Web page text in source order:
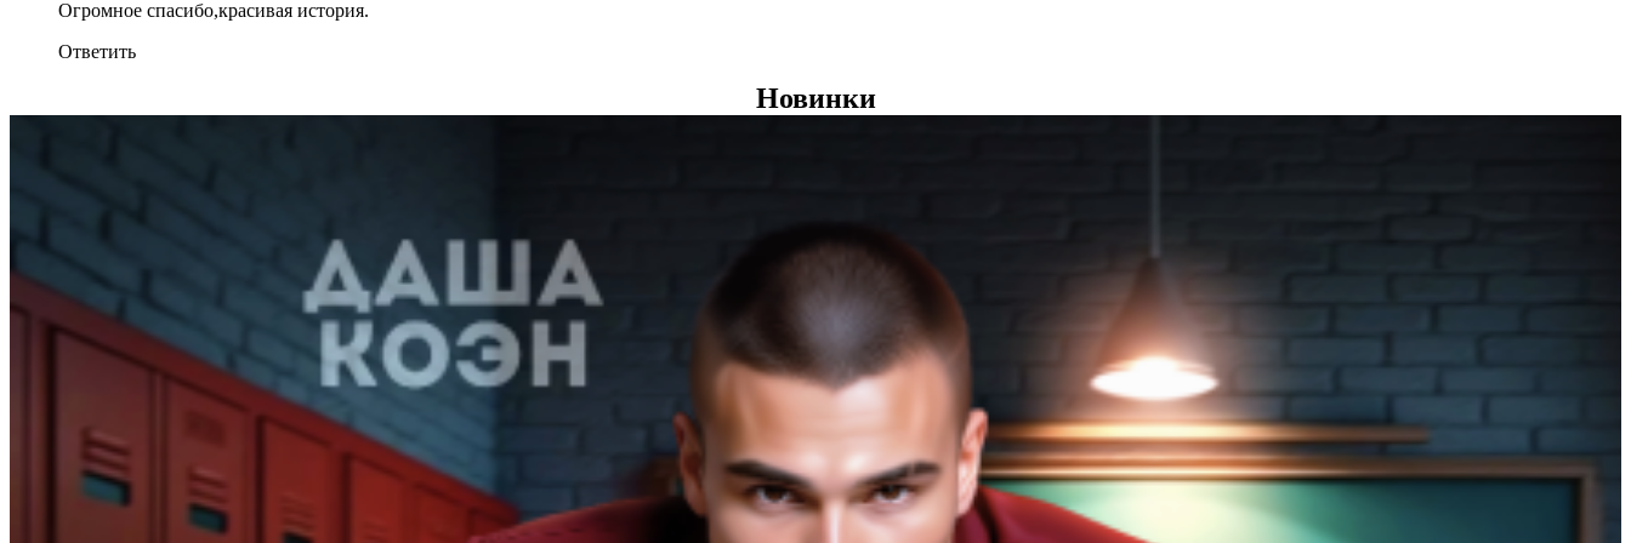
Огромное спасибо,красивая история.
Ответить
Новинки